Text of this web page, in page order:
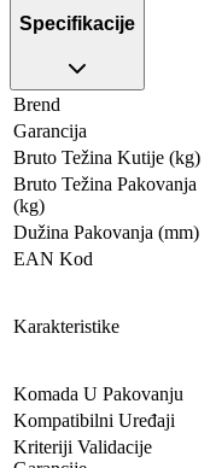
Specifikacije
Brend
Garancija
Bruto Težina Kutije (kg)
Bruto Težina Pakovanja
(kg)
Dužina Pakovanja (mm)
EAN Kod
Karakteristike
Komada U Pakovanju
Kompatibilni Uređaji
Kriteriji Validacije